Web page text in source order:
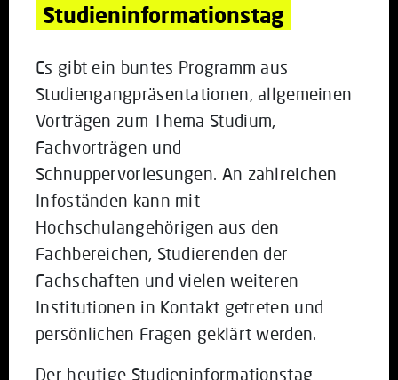
Studieninformationstag
Es gibt ein buntes Programm aus
Studiengangpräsentationen, allgemeinen
Vorträgen zum Thema Studium,
Fachvorträgen und
Schnuppervorlesungen. An zahlreichen
Infoständen kann mit
Hochschulangehörigen aus den
Fachbereichen, Studierenden der
Fachschaften und vielen weiteren
Institutionen in Kontakt getreten und
persönlichen Fragen geklärt werden.
Der heutige Studieninformationstag